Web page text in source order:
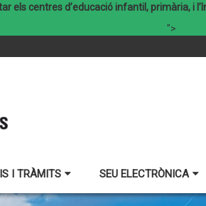
els centres d’educació infantil, primària,
">
I TRÀMITS SEU ELECTRÒNICA